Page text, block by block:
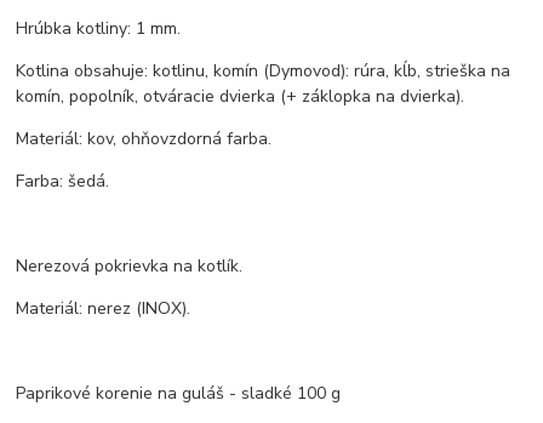
Hrúbka kotliny: 1 mm.
Kotlina obsahuje: kotlinu, komín (Dymovod): rúra, kĺb, strieška na
komín, popolník, otváracie dvierka (+ záklopka na dvierka).
Materiál: kov, ohňovzdorná farba.
Farba: šedá.
Nerezová pokrievka na kotlík.
Materiál: nerez (INOX).
Paprikové korenie na guláš - sladké 100 g